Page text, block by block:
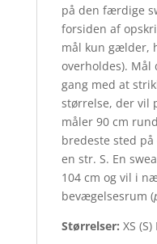
på den færdige
forsiden af
mål kun gælder,
overholdes). Mål
gang med at
størrelse, der vil
måler 90 cm
bredeste sted
en str. S. En
104 cm og vil i
bevægelsesrum (
Størrelser: XS (S)